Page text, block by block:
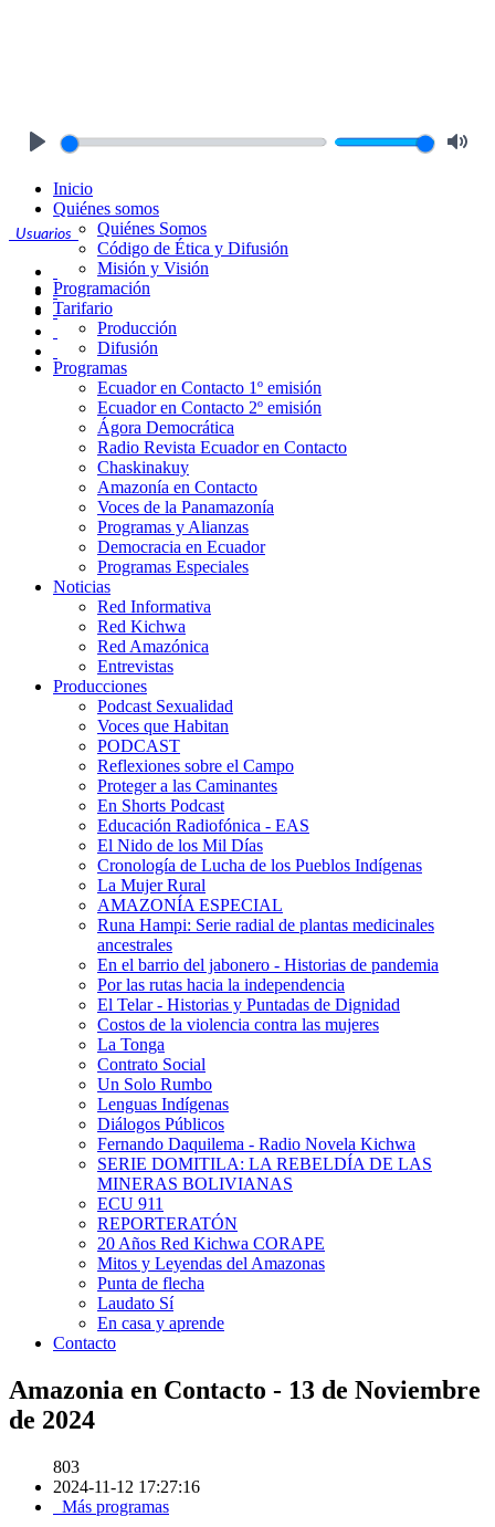
Usuarios
Inicio
Quiénes somos
Quiénes Somos
Código de Ética y Difusión
Misión y Visión
Programación
Tarifario
Producción
Difusión
Programas
Ecuador en Contacto 1º emisión
Ecuador en Contacto 2º emisión
Ágora Democrática
Radio Revista Ecuador en Contacto
Chaskinakuy
Amazonía en Contacto
Voces de la Panamazonía
Programas y Alianzas
Democracia en Ecuador
Programas Especiales
Noticias
Red Informativa
Red Kichwa
Red Amazónica
Entrevistas
Producciones
Podcast Sexualidad
Voces que Habitan
PODCAST
Reflexiones sobre el Campo
Proteger a las Caminantes
En Shorts Podcast
Educación Radiofónica - EAS
El Nido de los Mil Días
Cronología de Lucha de los Pueblos Indígenas
La Mujer Rural
AMAZONÍA ESPECIAL
Runa Hampi: Serie radial de plantas medicinales
ancestrales
En el barrio del jabonero - Historias de pandemia
Por las rutas hacia la independencia
El Telar - Historias y Puntadas de Dignidad
Costos de la violencia contra las mujeres
La Tonga
Contrato Social
Un Solo Rumbo
Lenguas Indígenas
Diálogos Públicos
Fernando Daquilema - Radio Novela Kichwa
SERIE DOMITILA: LA REBELDÍA DE LAS
MINERAS BOLIVIANAS
ECU 911
REPORTERATÓN
20 Años Red Kichwa CORAPE
Mitos y Leyendas del Amazonas
Punta de flecha
Laudato Sí
En casa y aprende
Contacto
Amazonia en Contacto - 13 de Noviembre
de 2024
803
2024-11-12 17:27:16
Más programas